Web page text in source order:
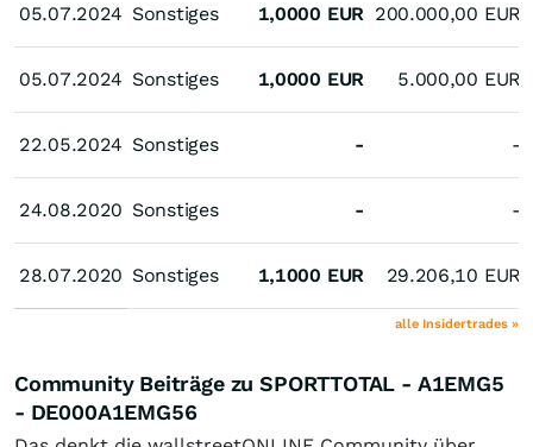
05.07.2024
05.07.2024
22.05.2024
24.08.2020
28.07.2020
05.07.2024 Sonstiges 1,0000 EUR 200.000,00 EUR
05.07.2024 Sonstiges 1,0000 EUR 5.000,00 EUR
22.05.2024 Sonstiges - -
24.08.2020 Sonstiges - -
28.07.2020 Sonstiges 1,1000 EUR 29.206,10 EUR
alle Insidertrades »
Community Beiträge zu SPORTTOTAL - A1EMG5
- DE000A1EMG56